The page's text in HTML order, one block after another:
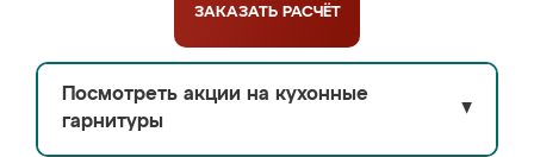
ЗАКАЗАТЬ РАСЧЁТ
Посмотреть акции на кухонные
гарнитуры
▼